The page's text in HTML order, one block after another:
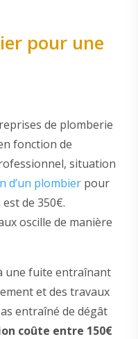
pour une
de plomberie
fonction de
situation
d’un plombierpour
de 350€.
oscille de manière
une fuite entraînant
et des travaux
entraîné de dégât
coûte entre 150€